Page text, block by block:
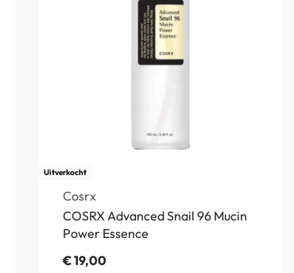
Uitverkocht
Cosrx
COSRX Advanced Snail 96 Mucin
Power Essence
€19,00